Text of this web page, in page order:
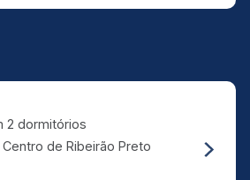
2 dormitórios
de Ribeirão Preto